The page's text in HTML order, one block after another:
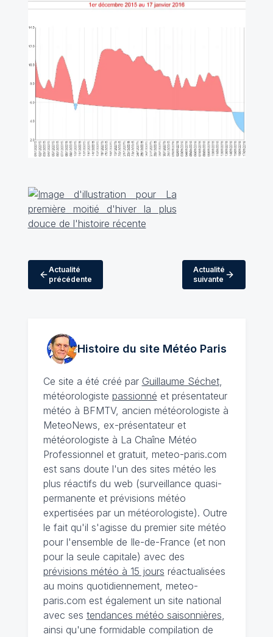
Actualité
précédente
Actualité
suivante
Histoire du site MétéoParis
Ce site a été créé par Guillaume Séchet,
météorologiste passionné et présentateur
météo à BFMTV, ancien météorologiste à
MeteoNews, ex-présentateur et
météorologiste à La Chaîne Météo
Professionnel et gratuit, meteo-paris.com
est sans doute l'un des sites météo les
plus réactifs du web (surveillance quasi-
permanente et prévisions météo
expertisées par un météorologiste). Outre
le fait qu'il s'agisse du premier site météo
pour l'ensemble de Ile-de-France (et non
pour la seule capitale) avec des
prévisions météo à 15 jours réactualisées
au moins quotidiennement, meteo-
paris.com est également un site national
avec ses tendances météo saisonnières
ainsi qu'une formidable compilation de